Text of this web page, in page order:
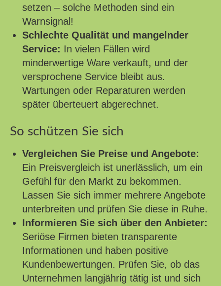
setzen – solche Methoden sind ein
Warnsignal!
Schlechte Qualität und mangelnder
Service: In vielen Fällen wird
minderwertige Ware verkauft, und der
versprochene Service bleibt aus.
Wartungen oder Reparaturen werden
später überteuert abgerechnet.
So schützen Sie sich
Vergleichen Sie Preise und Angebote:
Ein Preisvergleich ist unerlässlich, um ein
Gefühl für den Markt zu bekommen.
Lassen Sie sich immer mehrere Angebote
unterbreiten und prüfen Sie diese in Ruhe.
Informieren Sie sich über den Anbieter:
Seriöse Firmen bieten transparente
Informationen und haben positive
Kundenbewertungen. Prüfen Sie, ob das
Unternehmen langjährig tätig ist und sich